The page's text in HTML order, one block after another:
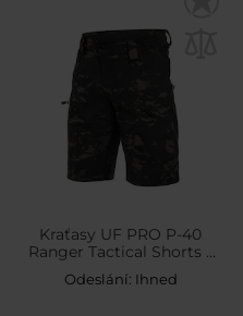
Kraťasy UF PRO P-40
Ranger Tactical Shorts –
MultiCam Black
Odeslání: Ihned